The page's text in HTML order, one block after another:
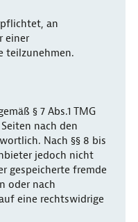
an
einer
teilzunehmen.
§ 7 Abs.1 TMG
nach den
Nach §§ 8 bis
jedoch nicht
gespeicherte fremde
oder nach
eine rechtswidrige